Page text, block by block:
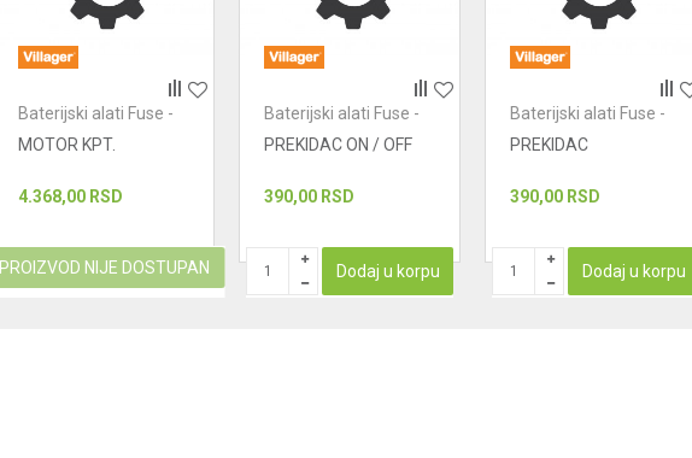
Baterijski alati Fuse -
MOTOR KPT.
4.368,00 RSD
PROIZVOD NIJE DOSTUPAN
Baterijski alati Fuse -
PREKIDAC ON / OFF
390,00 RSD
Dodaj u korpu
Baterijski alati Fuse -
PREKIDAC
390,00 RSD
Dodaj u korpu